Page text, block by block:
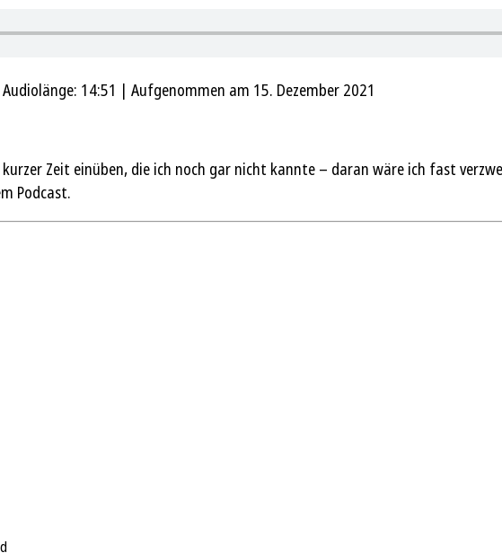
Audiolänge: 14:51 | Aufgenommen am 15. Dezember 2021
Zeit einüben, die ich noch gar nicht kannte – daran wäre ich fast
Podcast.